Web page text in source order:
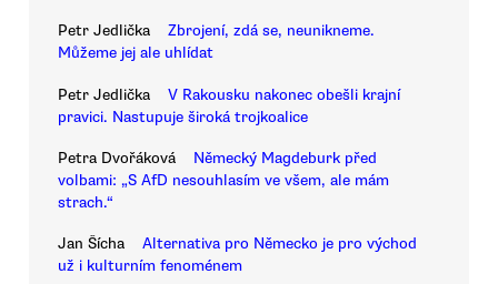
Petr Jedlička
Zbrojení, zdá se, neunikneme.
Můžeme jej ale uhlídat
Petr Jedlička
V Rakousku nakonec obešli krajní
pravici. Nastupuje široká trojkoalice
Petra Dvořáková
Německý Magdeburk před
volbami: „S AfD nesouhlasím ve všem, ale mám
strach.“
Jan Šícha
Alternativa pro Německo je pro východ
už i kulturním fenoménem